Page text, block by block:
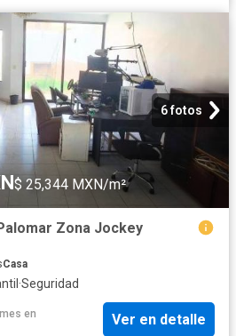
6 fotos
$ 25,344 MXN/m²
Zona Jockey
Casa
·Seguridad
en
Ver en detalle